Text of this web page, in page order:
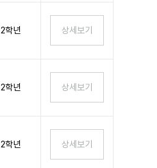
2학년
2학년
2학년